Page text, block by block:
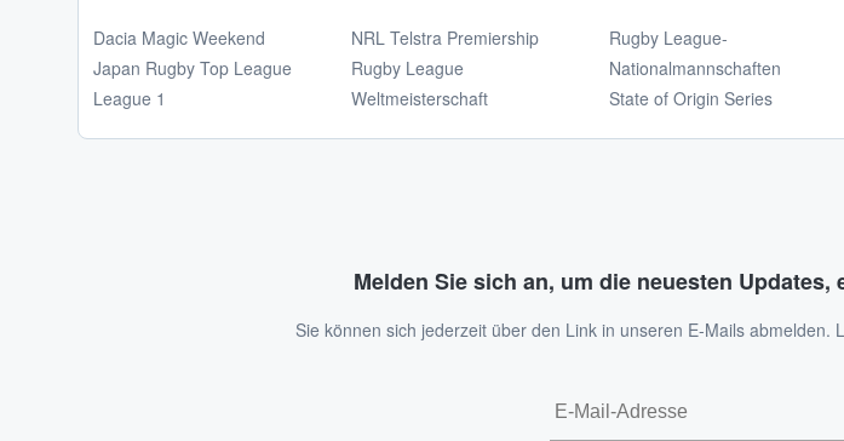
Dacia Magic Weekend
Japan Rugby Top League
League 1
NRL Telstra Premiership
Rugby League
Weltmeisterschaft
Rugby League-
Nationalmannschaften
State of Origin Series
Melden Sie sich an, um die neuesten
Sie können sich jederzeit über den Link in unseren E-Mails abmelden.